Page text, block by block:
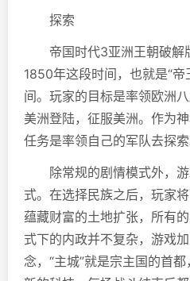
探索
帝国时代3亚洲王朝破解
1850年这段时间，也就是“帝
间。玩家的目标是率领欧洲
美洲登陆，征服美洲。作为
任务是率领自己的军队去探索
除常规的剧情模式外，游
式。在选择民族之后，玩家
蕴藏财富的土地扩张，所有
式下的内政并不复杂，游戏
念，“主城”就是宗主国的首